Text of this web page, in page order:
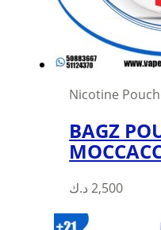
on
the
page
Nicotine
BAGZ
2,500 د.ك
This